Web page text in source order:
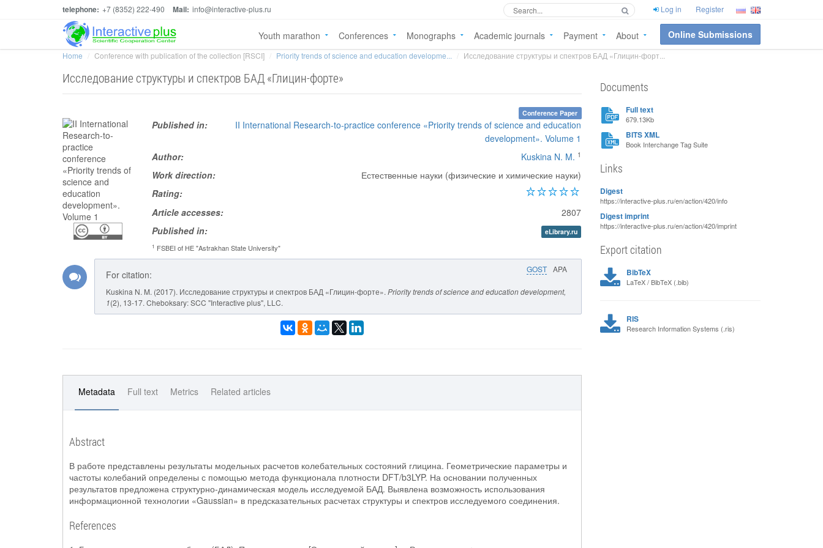
telephone: +7 (8352) 222-490 Mail: info@interactive-plus.ru Log in Register
Youth marathon Conferences Monographs Academic journals Payment About Online Submissions
Home Conference with publication of the collection [RSCI] Priority trends of science and education developme... Исследование структуры и спектров БАД «Глицин-форт...
Исследование структуры и спектров БАД «Глицин-форте»
Conference Paper
Published in:
II International Research-to-practice conference «Priority trends of science and education
development». Volume 1
Author:
Kuskina N. M. 1
Work direction:
Естественные науки (физические и химические науки)
Rating:
Article accesses:
2807
Published in:
eLibrary.ru
1 FSBEI of HE "Astrakhan State University"
GOST APA
For citation:
Kuskina N. M. (2017). Исследование структуры и спектров БАД «Глицин-форте». Priority trends of science and education development,
1(2), 13-17. Cheboksary: SCC "Interactive plus", LLC.
Metadata Full text Metrics Related articles
Abstract
В работе представлены результаты модельных расчетов колебательных состояний глицина. Геометрические параметры и
частоты колебаний определены с помощью метода функционала плотности DFT/b3LYP. На основании полученных
результатов предложена структурно-динамическая модель исследуемой БАД. Выявлена возможность использования
информационной технологии «Gaussian» в предсказательных расчетах структуры и спектров исследуемого соединения.
References
Documents
Full text
679.13Kb
BITS XML
Book Interchange Tag Suite
Links
Digest
https://interactive-plus.ru/en/action/420/info
Digest imprint
https://interactive-plus.ru/en/action/420/imprint
Export citation
BibTeX
LaTeX / BibTeX (.bib)
RIS
Research Information Systems (.ris)